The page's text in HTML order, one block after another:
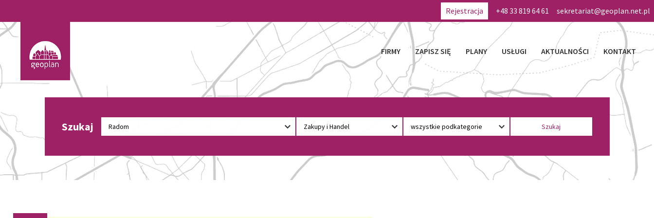
Rejestracja +48 33 819 64 61 sekretariat@geoplan.net.pl
FIRMY ZAPISZ SIĘ PLANY USŁUGI AKTUALNOŚCI KONTAKT
Szukaj